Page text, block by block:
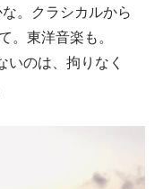
。クラシカルから
。東洋音楽も。
のは、拘りなく